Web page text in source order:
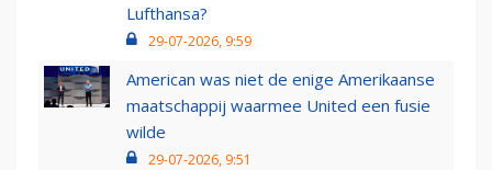
Lufthansa?
29-07-2026, 9:59
American was niet de enige Amerikaanse
maatschappij waarmee United een fusie
wilde
29-07-2026, 9:51